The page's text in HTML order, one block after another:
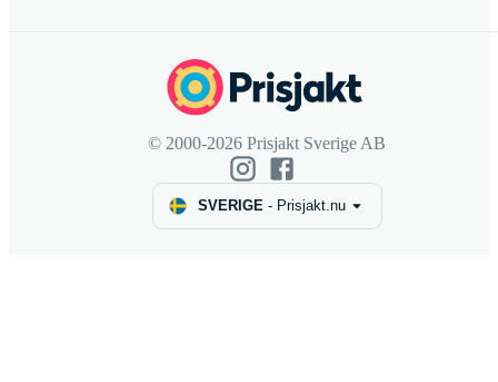
© 2000-2026 Prisjakt Sverige AB
SVERIGE- Prisjakt.nu